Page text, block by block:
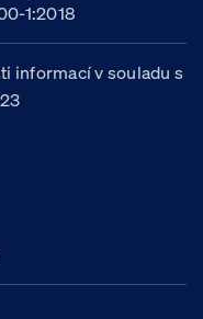
1:2018
informací v souladu s